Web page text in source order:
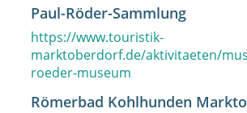
Paul-Röder-Sammlung
https://www.touristik-
marktoberdorf.de/aktivitaeten/
roeder-museum
Römerbad Kohlhunden